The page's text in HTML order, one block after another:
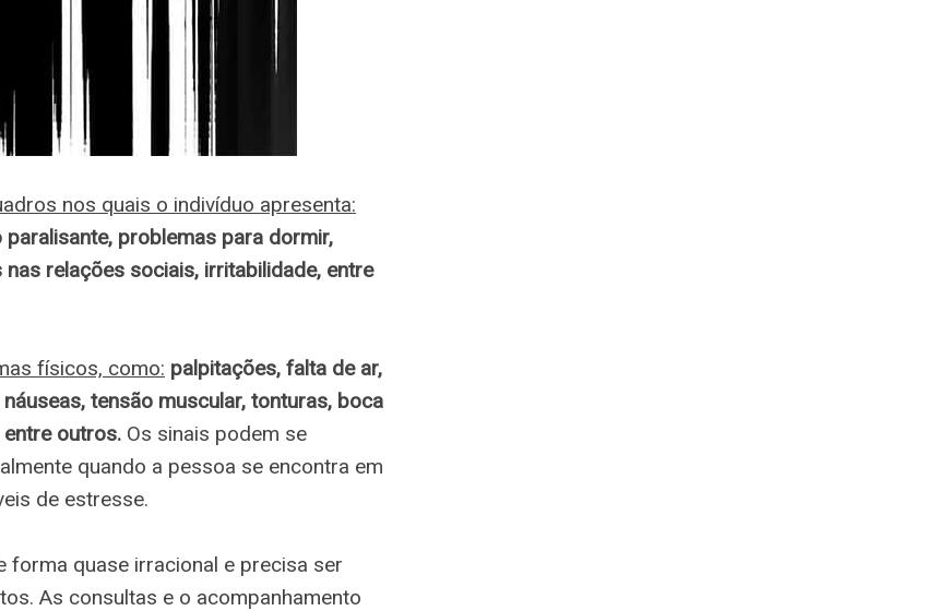
nos quais o indivíduo apresenta:
problemas para dormir,
relações sociais, irritabilidade, entre
físicos, como: palpitações, falta de ar,
tensão muscular, tonturas, boca
outros. Os sinais podem se
quando a pessoa se encontra em
de estresse.
forma quase irracional e precisa ser
As consultas e o acompanhamento